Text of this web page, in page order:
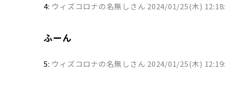
4: ウィズコロナの名無しさん 2024/01/25(木)
ふーん
5: ウィズコロナの名無しさん 2024/01/25(木)